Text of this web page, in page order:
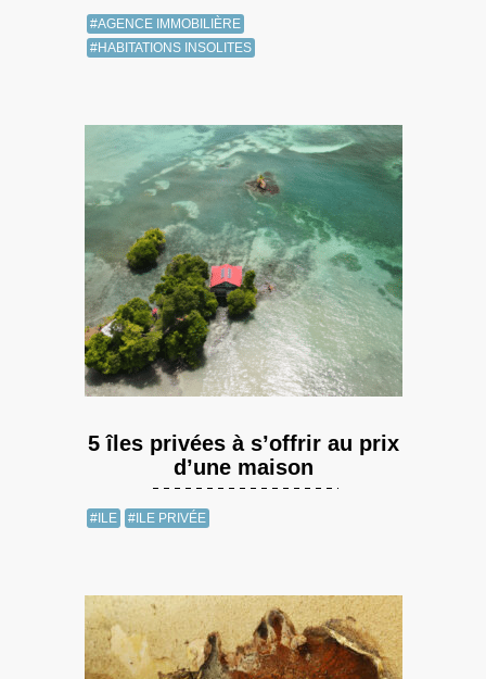
#AGENCE IMMOBILIÈRE
#HABITATIONS INSOLITES
5 îles privées à s’offrir au prix
d’une maison
#ILE #ILE PRIVÉE